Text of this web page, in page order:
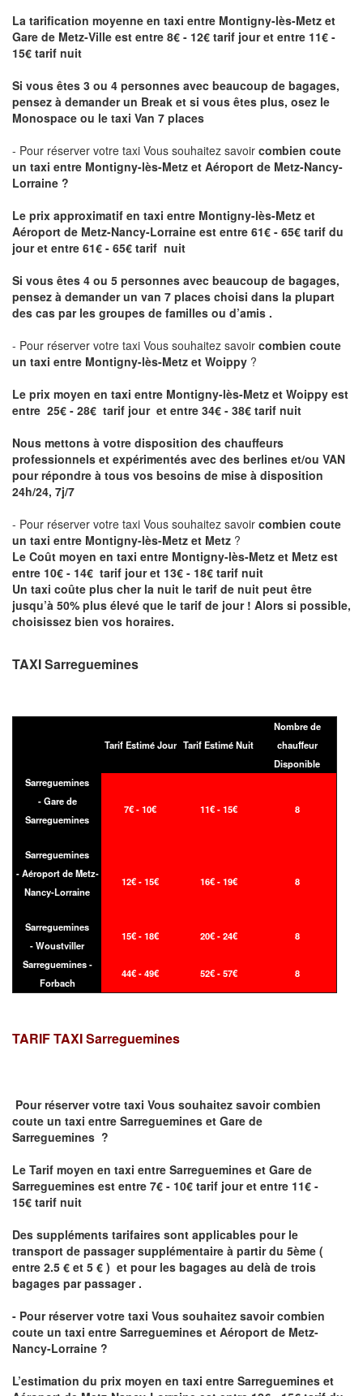
La tarification moyenne en taxi entre Montigny-lès-Metz et
Gare de Metz-Ville est entre 8€ - 12€ tarif jour et entre 11€ -
15€ tarif nuit
Si vous êtes 3 ou 4 personnes avec beaucoup de bagages,
pensez à demander un Break et si vous êtes plus, osez le
Monospace ou le taxi Van 7 places
- Pour réserver votre taxi Vous souhaitez savoir combien coute
un taxi entre Montigny-lès-Metz et Aéroport de Metz-Nancy-
Lorraine ?
Le prix approximatif en taxi entre Montigny-lès-Metz et
Aéroport de Metz-Nancy-Lorraine est entre 61€ - 65€ tarif du
jour et entre 61€ - 65€ tarif nuit
Si vous êtes 4 ou 5 personnes avec beaucoup de bagages,
pensez à demander un van 7 places choisi dans la plupart
des cas par les groupes de familles ou d’amis .
- Pour réserver votre taxi Vous souhaitez savoir combien coute
un taxi entre Montigny-lès-Metz et Woippy ?
Le prix moyen en taxi entre Montigny-lès-Metz et Woippy est
entre 25€ - 28€ tarif jour et entre 34€ - 38€ tarif nuit
Nous mettons à votre disposition des chauffeurs
professionnels et expérimentés avec des berlines et/ou VAN
pour répondre à tous vos besoins de mise à disposition
24h/24, 7j/7
- Pour réserver votre taxi Vous souhaitez savoir combien coute
un taxi entre Montigny-lès-Metz et Metz ?
Le Coût moyen en taxi entre Montigny-lès-Metz et Metz est
entre 10€ - 14€ tarif jour et 13€ - 18€ tarif nuit
Un taxi coûte plus cher la nuit le tarif de nuit peut être
jusqu’à 50% plus élevé que le tarif de jour ! Alors si possible,
choisissez bien vos horaires.
TAXI Sarreguemines
Tarif Estimé Jour Tarif Estimé Nuit
Nombre de
chauffeur
Disponible
Sarreguemines
- Gare de
Sarreguemines
7€ - 10€ 11€ - 15€ 8
Sarreguemines
- Aéroport de Metz-
Nancy-Lorraine
12€ - 15€ 16€ - 19€ 8
Sarreguemines
- Woustviller
15€ - 18€ 20€ - 24€ 8
Sarreguemines -
Forbach
44€ - 49€ 52€ - 57€ 8
TARIF TAXISarreguemines
Pour réserver votre taxi Vous souhaitez savoircombien
coute un taxi entre Sarreguemines et Gare de
Sarreguemines ?
Le Tarif moyen en taxi entre Sarreguemines et Gare de
Sarreguemines est entre 7€ - 10€ tarif jour et entre 11€ -
15€ tarif nuit
Des suppléments tarifaires sont applicables pour le
transport de passager supplémentaire à partir du 5ème (
entre 2.5 € et 5 € ) et pour les bagages au delà de trois
bagages par passager .
- Pour réserver votre taxi Vous souhaitez savoircombien
coute un taxi entre Sarreguemines et Aéroport de Metz-
Nancy-Lorraine ?
L’estimation du prix moyen en taxi entre Sarreguemines et